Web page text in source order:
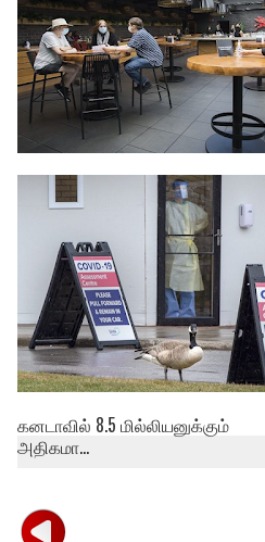
நகரத்திற்கு வெளியே உள்ள
வாடிக்கையாள...
கனடாவில் 8.5 மில்லியனுக்கும்
அதிகமா...